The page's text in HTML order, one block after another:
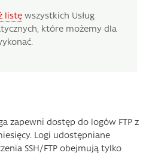
listęwszystkich Usług
które możemy dla
zapewni dostęp do logów FTP z
Logi udostępniane
SSH/FTP obejmują tylko